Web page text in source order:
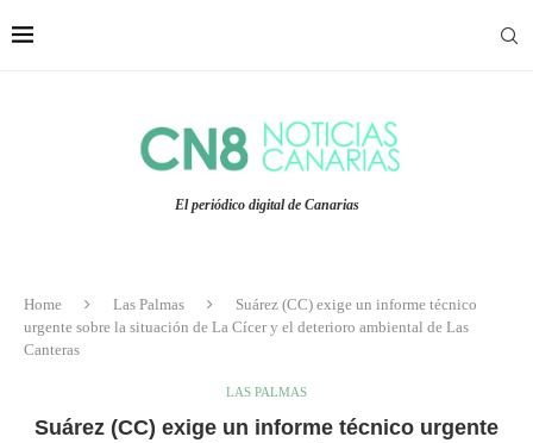
El periódico digital de Canarias
Home Las Palmas
Suárez (CC) exige un informe técnico
urgente sobre la situación de La Cícer y el deterioro ambiental de Las
Canteras
LAS PALMAS
Suárez (CC) exige un informe técnico urgente